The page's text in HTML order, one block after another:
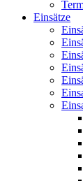
Einsätze